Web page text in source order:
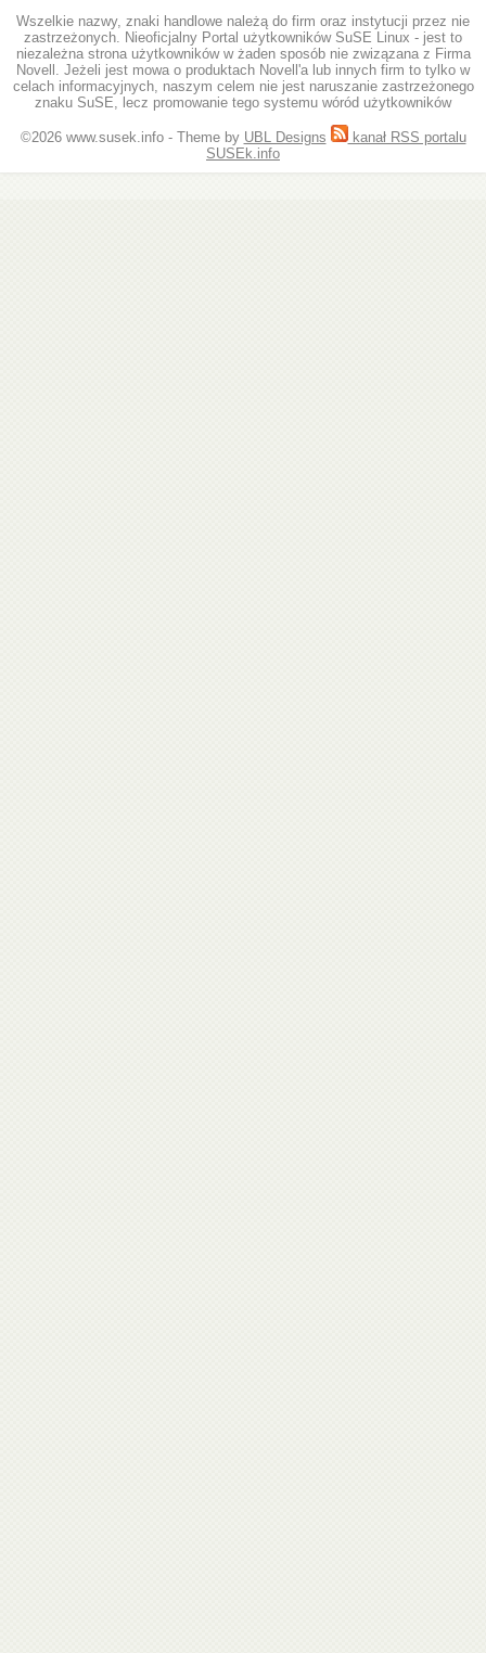
Wszelkie nazwy, znaki handlowe należą do firm oraz instytucji przez nie
zastrzeżonych. Nieoficjalny Portal użytkowników SuSE Linux - jest to
niezależna strona użytkowników w żaden sposób nie zwizązana z Firma
Novell. Jeżeli jest mowa o produktach Novell'a lub innych firm to tylko w
celach informacyjnych, naszym celem nie jest naruszanie zastrzeżonego
znaku SuSE, lecz promowanie tego systemu wóród użytkowników
©2026 www.susek.info - Theme by UBL Designs
kanał RSS portalu
SUSEk.info